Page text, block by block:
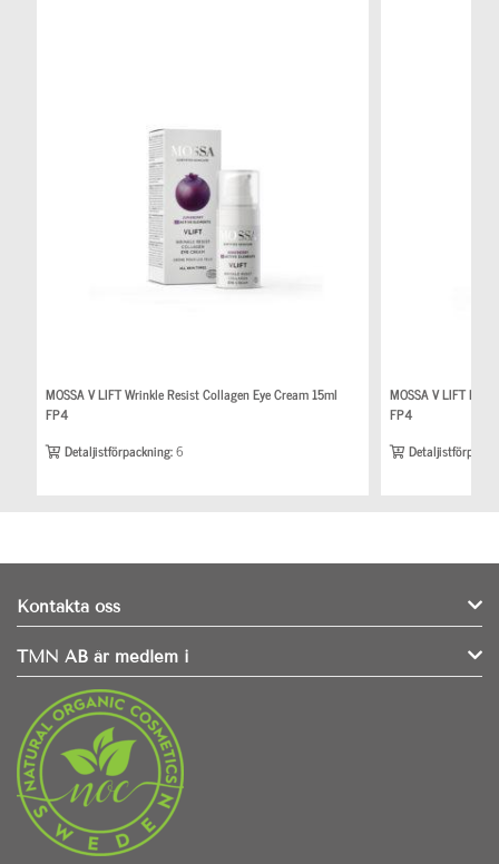
MOSSA V LIFT Wrinkle Resist Collagen Eye Cream 15ml
FP4
Detaljistförpackning:6
MOSSA V LIFT
FP4
Kontakta oss
TMN AB är medlem i